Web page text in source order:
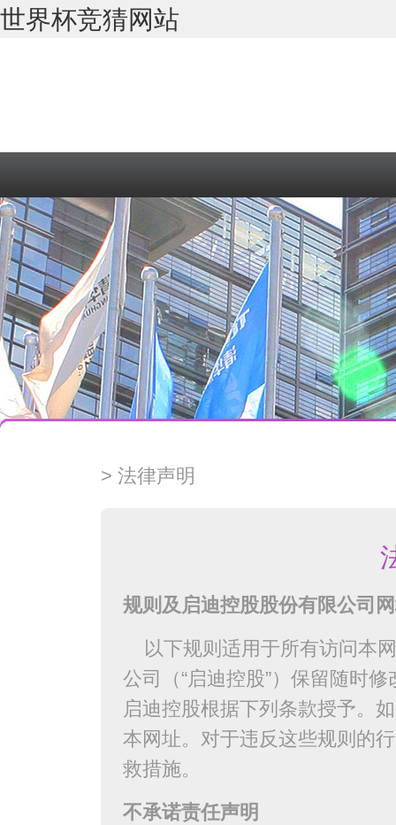
世界杯竞猜网站
> 法律声明
规则及启迪控股股份有限公司
以下规则适用于所有访问本
公司（“启迪控股”）保留随时
启迪控股根据下列条款授予。
本网址。对于违反这些规则的
救措施。
不承诺责任声明